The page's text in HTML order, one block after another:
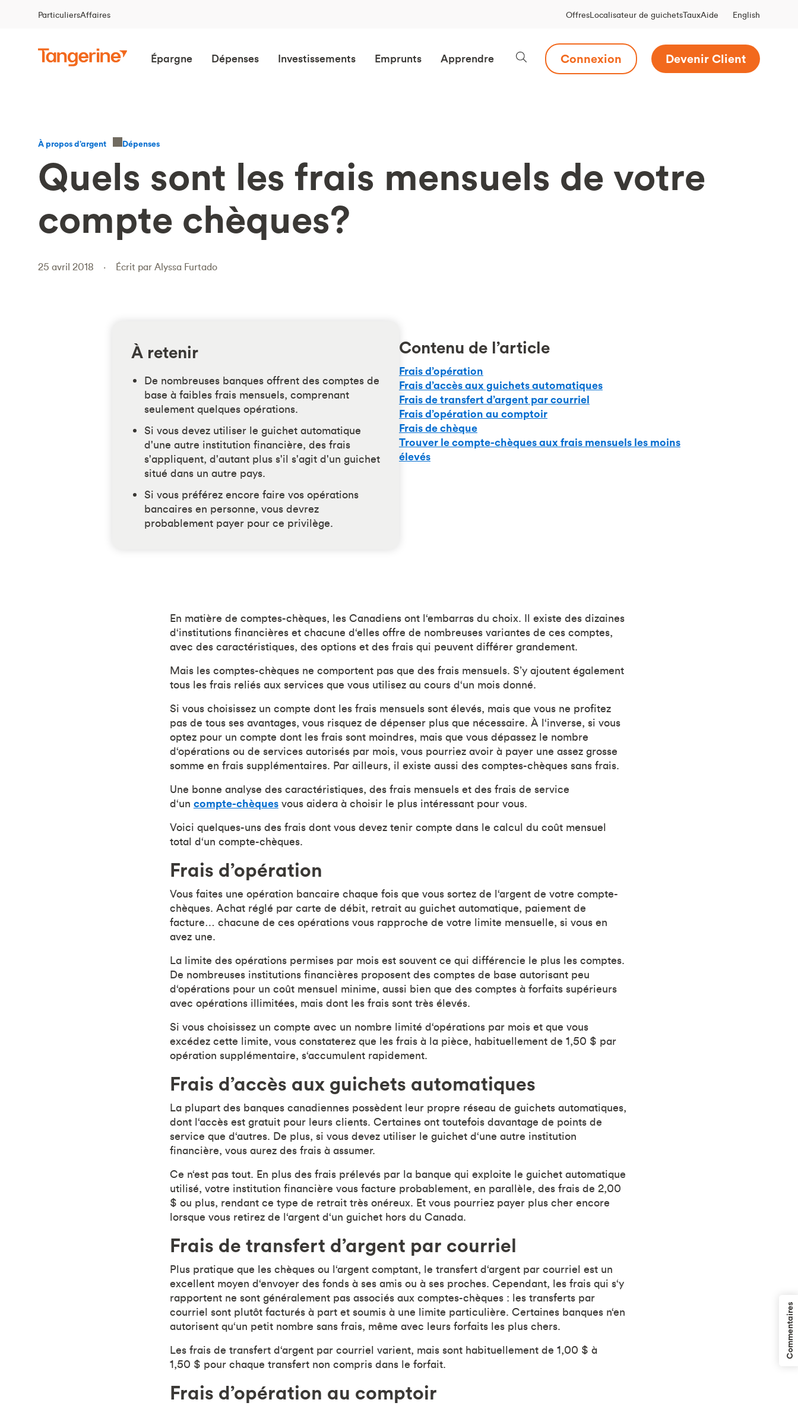
ParticuliersAffaires OffresLocalisateur de guichetsTauxAide English
Épargne Dépenses Investissements Emprunts Apprendre Connexion Devenir Client
À propos d’argent Dépenses
Quels sont les frais mensuels de votre
compte chèques?
25 avril 2018 Écrit par Alyssa Furtado
À retenir
De nombreuses banques offrent des comptes de
base à faibles frais mensuels, comprenant
seulement quelques opérations.
Si vous devez utiliser le guichet automatique
d'une autre institution financière, des frais
s'appliquent, d'autant plus s'il s'agit d'un guichet
situé dans un autre pays.
Si vous préférez encore faire vos opérations
bancaires en personne, vous devrez
probablement payer pour ce privilège.
Contenu de l’article
Frais d’opération
Frais d’accès aux guichets automatiques
Frais de transfert d’argent par courriel
Frais d’opération au comptoir
Frais de chèque
Trouver le compte-chèques aux frais mensuels les moins
élevés
En matière de comptes-chèques, les Canadiens ont l‘embarras du choix. Il existe des dizaines
d‘institutions financières et chacune d‘elles offre de nombreuses variantes de ces comptes,
avec des caractéristiques, des options et des frais qui peuvent différer grandement.
Mais les comptes-chèques ne comportent pas que des frais mensuels. S’y ajoutent également
tous les frais reliés aux services que vous utilisez au cours d‘un mois donné.
Si vous choisissez un compte dont les frais mensuels sont élevés, mais que vous ne profitez
pas de tous ses avantages, vous risquez de dépenser plus que nécessaire. À l‘inverse, si vous
optez pour un compte dont les frais sont moindres, mais que vous dépassez le nombre
d‘opérations ou de services autorisés par mois, vous pourriez avoir à payer une assez grosse
somme en frais supplémentaires. Par ailleurs, il existe aussi des comptes-chèques sans frais.
Une bonne analyse des caractéristiques, des frais mensuels et des frais de service
d‘un compte-chèquesvous aidera à choisir le plus intéressant pour vous.
Voici quelques-uns des frais dont vous devez tenir compte dans le calcul du coût mensuel
total d‘un compte-chèques.
Frais d’opération
Vous faites une opération bancaire chaque fois que vous sortez de l‘argent de votre compte-
chèques. Achat réglé par carte de débit, retrait au guichet automatique, paiement de
facture… chacune de ces opérations vous rapproche de votre limite mensuelle, si vous en
avez une.
La limite des opérations permises par mois est souvent ce qui différencie le plus les comptes.
De nombreuses institutions financières proposent des comptes de base autorisant peu
d‘opérations pour un coût mensuel minime, aussi bien que des comptes à forfaits supérieurs
avec opérations illimitées, mais dont les frais sont très élevés.
Si vous choisissez un compte avec un nombre limité d‘opérations par mois et que vous
excédez cette limite, vous constaterez que les frais à la pièce, habituellement de 1,50 $ par
opération supplémentaire, s‘accumulent rapidement.
Frais d’accès aux guichets automatiques
La plupart des banques canadiennes possèdent leur propre réseau de guichets automatiques,
dont l‘accès est gratuit pour leurs clients. Certaines ont toutefois davantage de points de
service que d‘autres. De plus, si vous devez utiliser le guichet d‘une autre institution
financière, vous aurez des frais à assumer.
Ce n‘est pas tout. En plus des frais prélevés par la banque qui exploite le guichet automatique
utilisé, votre institution financière vous facture probablement, en parallèle, des frais de 2,00
$ ou plus, rendant ce type de retrait très onéreux. Et vous pourriez payer plus cher encore
lorsque vous retirez de l‘argent d‘un guichet hors du Canada.
Frais de transfert d’argent par courriel
Plus pratique que les chèques ou l‘argent comptant, le transfert d‘argent par courriel est un
excellent moyen d‘envoyer des fonds à ses amis ou à ses proches. Cependant, les frais qui s‘y
rapportent ne sont généralement pas associés aux comptes-chèques : les transferts par
courriel sont plutôt facturés à part et soumis à une limite particulière. Certaines banques n‘en
autorisent qu‘un petit nombre sans frais, même avec leurs forfaits les plus chers.
Les frais de transfert d‘argent par courriel varient, mais sont habituellement de 1,00 $ à
1,50 $ pour chaque transfert non compris dans le forfait.
Frais d’opération au comptoir
Commentaires